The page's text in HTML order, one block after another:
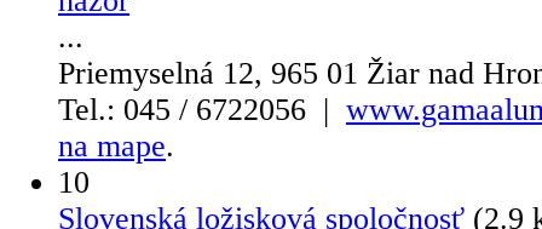
...
Priemyselná 12, 965 01 Žiar nad
Tel.: 045 / 6722056 |
na mape.
10
Slovenská ložisková spoločnosť (2.9